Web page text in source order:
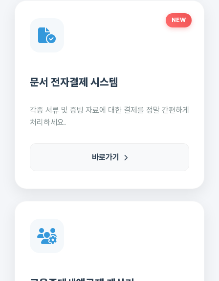
NEW
문서 전자결제 시스템
각종 서류 및 증빙 자료에 대한 결제를 정말 간편하게
처리하세요.
바로가기